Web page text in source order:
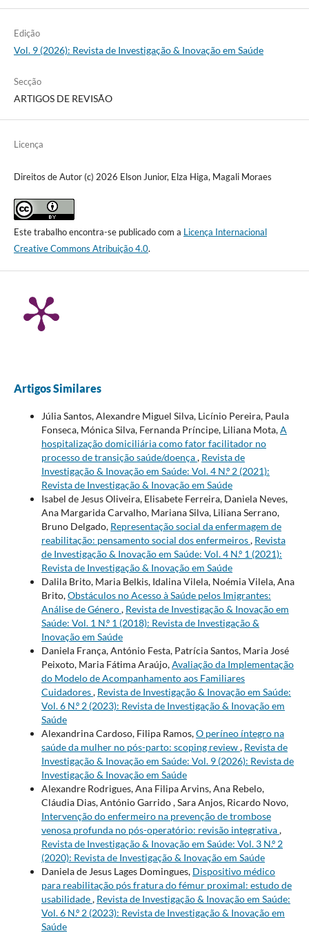
Edição
Vol. 9 (2026): Revista de Investigação & Inovação em Saúde
Secção
ARTIGOS DE REVISÃO
Licença
Direitos de Autor (c) 2026 Elson Junior, Elza Higa, Magali Moraes
Este trabalho encontra-se publicado com a Licença Internacional
Creative Commons Atribuição 4.0.
Artigos Similares
Júlia Santos, Alexandre Miguel Silva, Licínio Pereira, Paula
Fonseca, Mónica Silva, Fernanda Príncipe, Liliana Mota,A
hospitalização domiciliária como fator facilitador no
processo de transição saúde/doença, Revista de
Investigação & Inovação em Saúde: Vol. 4 N.º 2 (2021):
Revista de Investigação & Inovação em Saúde
Isabel de Jesus Oliveira, Elisabete Ferreira, Daniela Neves,
Ana Margarida Carvalho, Mariana Silva, Liliana Serrano,
Bruno Delgado, Representação social da enfermagem de
reabilitação: pensamento social dos enfermeiros, Revista
de Investigação & Inovação em Saúde: Vol. 4 N.º 1 (2021):
Revista de Investigação & Inovação em Saúde
Dalila Brito, Maria Belkis, Idalina Vilela, Noémia Vilela, Ana
Brito,Obstáculos no Acesso à Saúde pelos Imigrantes:
Análise de Género, Revista de Investigação & Inovação em
Saúde: Vol. 1 N.º 1 (2018): Revista de Investigação &
Inovação em Saúde
Daniela França, António Festa, Patrícia Santos, Maria José
Peixoto, Maria Fátima Araújo,Avaliação da Implementação
do Modelo de Acompanhamento aos Familiares
Cuidadores, Revista de Investigação & Inovação em Saúde:
Vol. 6 N.º 2 (2023): Revista de Investigação & Inovação em
Saúde
Alexandrina Cardoso, Filipa Ramos,O períneo íntegro na
saúde da mulher no pós-parto: scoping review, Revista de
Investigação & Inovação em Saúde: Vol. 9 (2026): Revista de
Investigação & Inovação em Saúde
Alexandre Rodrigues, Ana Filipa Arvins, Ana Rebelo,
Cláudia Dias, António Garrido , Sara Anjos, Ricardo Novo,
Intervenção do enfermeiro na prevenção de trombose
venosa profunda no pós-operatório: revisão integrativa,
Revista de Investigação & Inovação em Saúde: Vol. 3 N.º 2
(2020): Revista de Investigação & Inovação em Saúde
Daniela de Jesus Lages Domingues, Dispositivo médico
para reabilitação pós fratura do fémur proximal: estudo de
usabilidade, Revista de Investigação & Inovação em Saúde:
Vol. 6 N.º 2 (2023): Revista de Investigação & Inovação em
Saúde